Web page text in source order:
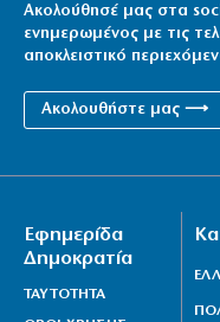
Ακολούθησέ μας στα
ενημερωμένος με τις
αποκλειστικό
Ακολουθήστε μας ⟶
Εφημερίδα
Δημοκρατία
ΤΑΥΤΟΤΗΤΑ